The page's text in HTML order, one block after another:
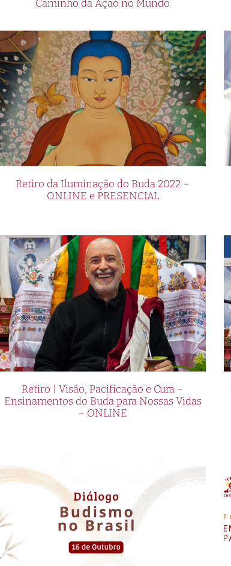
Caminho da Ação no Mundo
Retiro da Iluminação do Buda 2022 –
ONLINE e PRESENCIAL
Retiro | Visão, Pacificação e Cura –
Ensinamentos do Buda para Nossas Vidas
– ONLINE